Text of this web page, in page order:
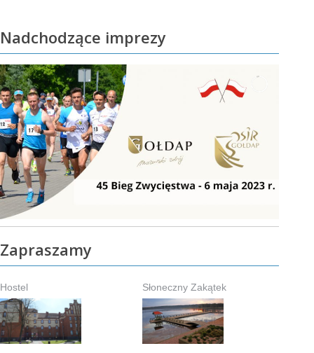
Nadchodzące imprezy
Zapraszamy
Hostel Słoneczny Zakątek